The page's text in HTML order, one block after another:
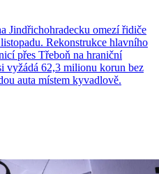
Jindřichohradecku omezí řidiče
Rekonstrukce hlavního
přes Třeboň na hraniční
vyžádá 62,3 milionu korun bez
auta místem kyvadlově.